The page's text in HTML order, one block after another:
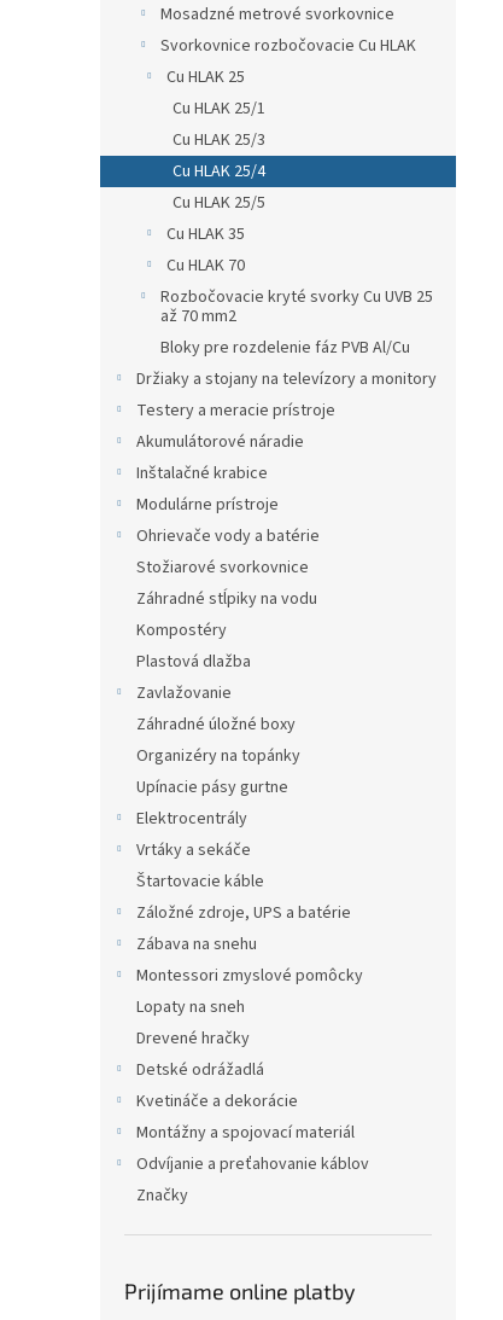
Mosadzné metrové svorkovnice
Svorkovnice rozbočovacie Cu HLAK
Cu HLAK 25
Cu HLAK 25/1
Cu HLAK 25/3
Cu HLAK 25/4
Cu HLAK 25/5
Cu HLAK 35
Cu HLAK 70
Rozbočovacie kryté svorky Cu UVB 25
až 70 mm2
Bloky pre rozdelenie fáz PVB Al/Cu
Držiaky a stojany na televízory a monitory
Testery a meracie prístroje
Akumulátorové náradie
Inštalačné krabice
Modulárne prístroje
Ohrievače vody a batérie
Stožiarové svorkovnice
Záhradné stĺpiky na vodu
Kompostéry
Plastová dlažba
Zavlažovanie
Záhradné úložné boxy
Organizéry na topánky
Upínacie pásy gurtne
Elektrocentrály
Vrtáky a sekáče
Štartovacie káble
Záložné zdroje, UPS a batérie
Zábava na snehu
Montessori zmyslové pomôcky
Lopaty na sneh
Drevené hračky
Detské odrážadlá
Kvetináče a dekorácie
Montážny a spojovací materiál
Odvíjanie a preťahovanie káblov
Značky
Prijímame online platby